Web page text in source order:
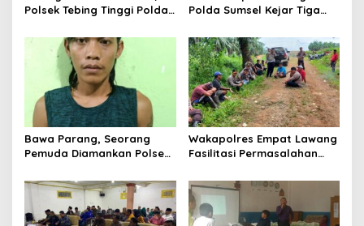
Polsek Tebing Tinggi Polda
Togel
Polda Sumsel Kejar Tiga
Himbau Menyerahkan Diri
Bawa Parang, Seorang
Pemuda Diamankan Polsek
Wakapolres Empat Lawang
Fasilitasi Permasalahan
dan PT SMS, Akhirnya
Menghasilkan Kesepakatan